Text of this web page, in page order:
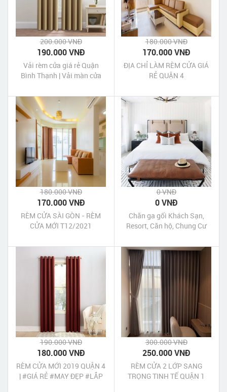
200.000 VNĐ
190.000 VNĐ
Vải rèm cửa giá rẻ Quận
Bình Thạnh | Vải màn cửa
180.000 VNĐ
170.000 VNĐ
ĐỊA CHỈ LÀM RÈM CỬA GIÁ
RẺ QUẬN 4
180.000 VNĐ
170.000 VNĐ
RÈM CỬA SÀI GÒN - RÈM
CỬA MỚI T12/2021
0 VNĐ
0 VNĐ
Chăn ga gối Khách Sạn,
Resort, Căn hộ, Chung Cư
190.000 VNĐ
180.000 VNĐ
RÈM CỬA MỚI 2019 QUẬN 4
| #GIÁ RẺ #MAY ĐẸP #LẮP
300.000 VNĐ
250.000 VNĐ
RÈM CỬA 2 LỚP SANG
TRỌNG TINH TẾ QUẬN 1